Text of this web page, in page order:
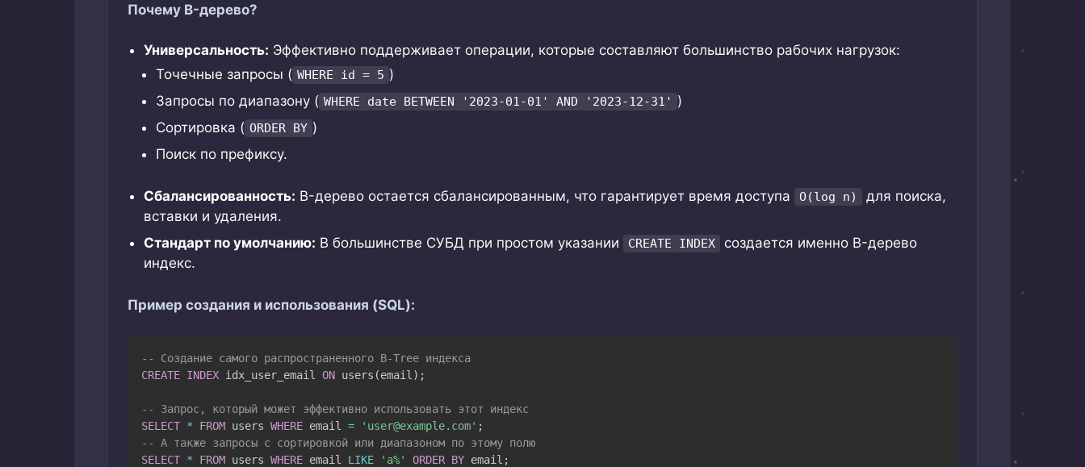
Почему B-дерево?
Универсальность: Эффективно поддерживает операции, которые составляют большинство рабочих нагрузок:
Точечные запросы ( WHERE id = 5 )
Запросы по диапазону ( WHERE date BETWEEN '2023-01-01' AND '2023-12-31' )
Сортировка ( ORDER BY )
Поиск по префиксу.
Сбалансированность: B-дерево остается сбалансированным, что гарантирует время доступа O(log n)
для поиска,
вставки и удаления.
Стандарт по умолчанию: В большинстве СУБД при простом указании CREATE INDEX
создается именно B-дерево
индекс.
Пример создания и использования (SQL):
-- Создание самого распространенного B-Tree индекса
CREATE INDEX idx_user_email ON users (email ) ;
-- Запрос, который может эффективно использовать этот индекс
SELECT * FROM users WHERE email = 'user@example.com' ;
-- А также запросы с сортировкой или диапазоном по этому полю
SELECT * FROM users WHERE email LIKE 'a%' ORDER BY email ;